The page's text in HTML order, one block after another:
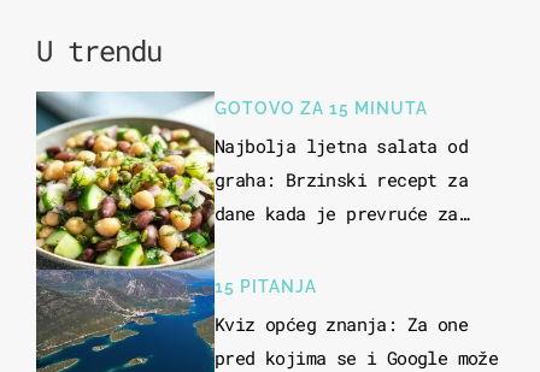
U trendu
GOTOVO ZA 15 MINUTA
Najbolja ljetna salata od
graha: Brzinski recept za
dane kada je prevruće za
15 PITANJA
Kviz općeg znanja: Za one
pred kojima se i Google može